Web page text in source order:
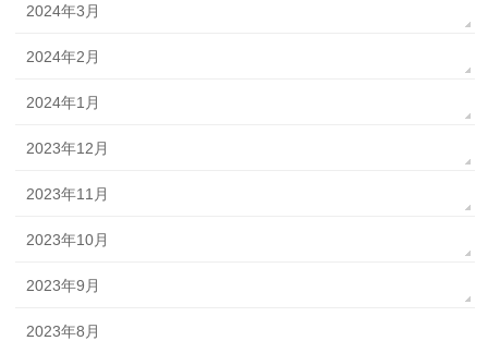
2024年3月
2024年2月
2024年1月
2023年12月
2023年11月
2023年10月
2023年9月
2023年8月